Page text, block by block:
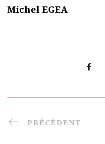
Michel EGEA
PRÉCÉDENT